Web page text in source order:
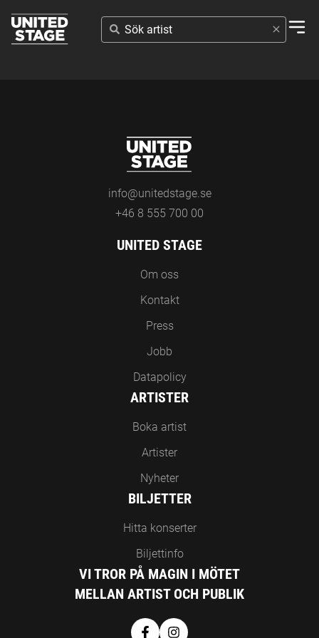
SÖK
ARTIST
info@unitedstage.se
+46 8 555 700 00
UNITED STAGE
Om oss
Kontakt
Press
Jobb
Datapolicy
ARTISTER
Boka artist
Artister
Nyheter
BILJETTER
Hitta konserter
Biljettinfo
VI TROR PÅ MAGIN I MÖTET
MELLAN ARTIST OCH PUBLIK